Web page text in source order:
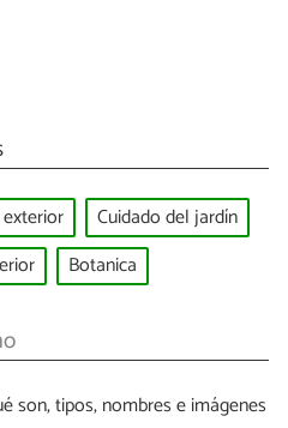
Cuidado del jardín
Botanica
son, tipos, nombres e imágenes